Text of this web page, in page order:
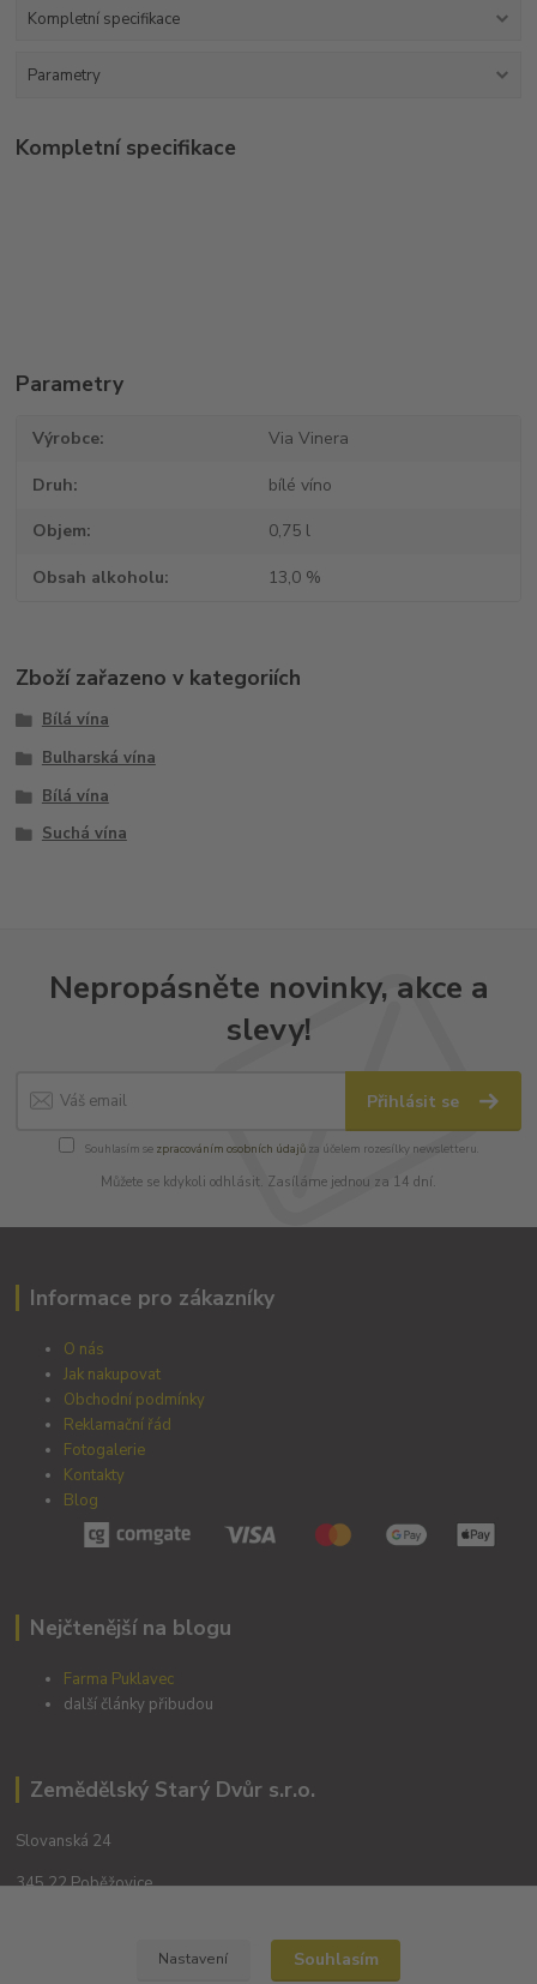
Kompletní specifikace
Parametry
Kompletní specifikace
Parametry
Výrobce Via Vinera
Druh bílé víno
Objem 0,75 l
Obsah alkoholu 13,0 %
Zboží zařazeno v kategoriích
Bílá vína
Bulharská vína
Bílá vína
Suchá vína
Nepropásněte novinky, akce a
slevy!
Přihlásit se
Souhlasím se zpracováním osobních údajůza účelem rozesílky newsletteru.
Můžete se kdykoli odhlásit. Zasíláme jednou za 14 dní.
Informace pro zákazníky
O nás
Jak nakupovat
Obchodní podmínky
Reklamační řád
Fotogalerie
Kontakty
Blog
Nejčtenější na blogu
Farma Puklavec
další články přibudou
Zemědělský Starý Dvůr s.r.o.
Slovanská 24
345 22 Poběžovice
Nastavení Souhlasím